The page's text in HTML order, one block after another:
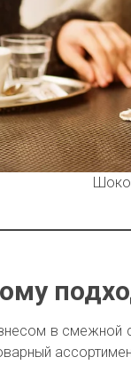
в смежной